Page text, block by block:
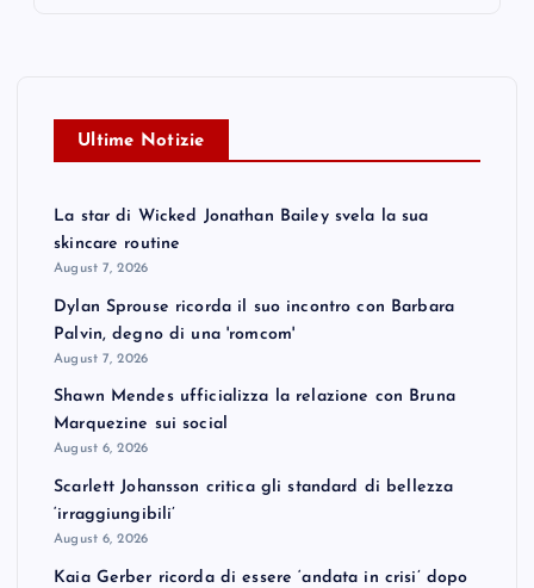
Ultime Notizie
La star di Wicked Jonathan Bailey svela la sua
skincare routine
August 7, 2026
Dylan Sprouse ricorda il suo incontro con Barbara
Palvin, degno di una 'romcom'
August 7, 2026
Shawn Mendes ufficializza la relazione con Bruna
Marquezine sui social
August 6, 2026
Scarlett Johansson critica gli standard di bellezza
‘irraggiungibili’
August 6, 2026
Kaia Gerber ricorda di essere ‘andata in crisi’ dopo